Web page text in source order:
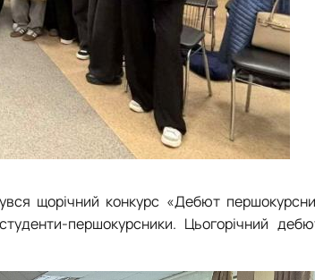
щорічний конкурс «Дебют
першокурсники. Цьогорічний